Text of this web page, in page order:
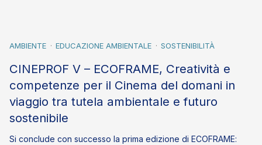
AMBIENTE EDUCAZIONE AMBIENTALE SOSTENIBILITÀ
CINEPROF V – ECOFRAME, Creatività e
competenze per il Cinema del domani in
viaggio tra tutela ambientale e futuro
sostenibile
Si conclude con successo la prima edizione di ECOFRAME: